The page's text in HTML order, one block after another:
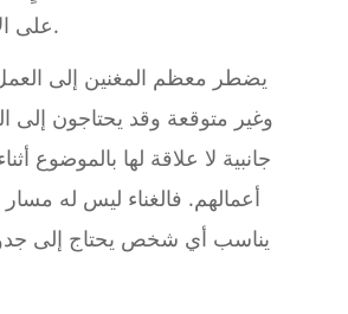
على الأرجح أكثر تعقيداً.
يضطر معظم المغنين إلى
وغير متوقعة وقد يحتاجون
جانبية لا علاقة لها بالموضوع
أعمالهم. فالغناء ليس له
يناسب أي شخص يحتاج إلى